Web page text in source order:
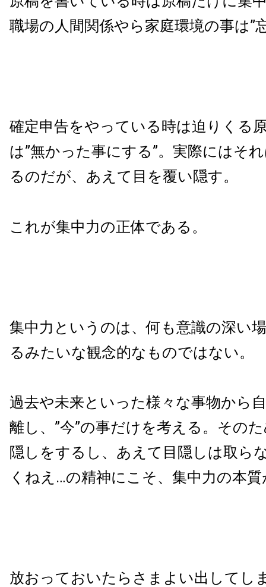
職場の人間関係やら家庭環境の事は”
確定申告をやっている時は迫りくる
は”無かった事にする”。実際にはそ
るのだが、あえて目を覆い隠す。
これが集中力の正体である。
集中力というのは、何も意識の深い
るみたいな観念的なものではない。
過去や未来といった様々な事物から
離し、”今”の事だけを考える。その
隠しをするし、あえて目隠しは取ら
くねえ…の精神にこそ、集中力の本
放おっておいたらさまよい出してし